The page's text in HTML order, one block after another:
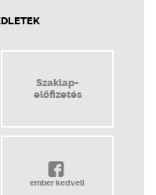
Szaklap-
előfizetés
ember kedveli